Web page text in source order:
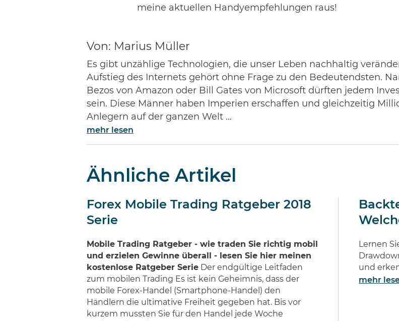
meine aktuellen Handyempfehlungen raus!
Von: Marius Müller
Es gibt unzählige Technologien, die unser Leben nachhaltig
Aufstieg des Internets gehört ohne Frage zu den Bedeutendsten.
Bezos von Amazon oder Bill Gates von Microsoft dürften jedem
sein. Diese Männer haben Imperien erschaffen und gleichzeitig
Anlegern auf der ganzen Welt …
mehr lesen
Ähnliche Artikel
Forex Mobile Trading Ratgeber 2018
Serie
Mobile Trading Ratgeber - wie traden Sie richtig mobil
und erzielen Gewinne überall - lesen Sie hier meinen
kostenlose Ratgeber Serie Der endgültige Leitfaden
zum mobilen Trading Es ist kein Geheimnis, dass der
mobile Forex-Handel (Smartphone-Handel) den
Händlern die ultimative Freiheit gegeben hat. Bis vor
kurzem mussten Sie für den Handel jede Woche
Lernen
und
mehr